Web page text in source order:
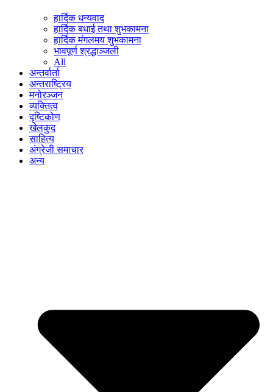
हार्दिक धन्यवाद
हार्दिक बधाई तथा शुभकामना
हार्दिक मंगलमय शुभकामना
भावपूर्ण श्रद्धाञ्जली
All
अन्तर्वार्ता
अन्तराष्ट्रिय
मनोरञ्जन
व्यक्तित्व
दृष्टिकोण
खेलकुद
साहित्य
अंग्रेजी समाचार
अन्य